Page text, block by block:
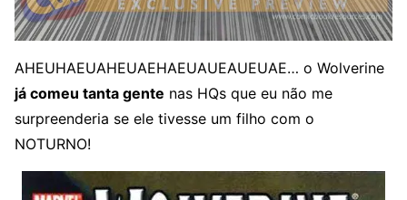
AHEUHAEUAHEUAEHAEUAUEAUEUAE… o Wolverine
já comeu tanta gente nas HQs que eu não me
surpreenderia se ele tivesse um filho com o
NOTURNO!